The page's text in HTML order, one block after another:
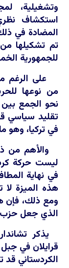
وتشغيلية،
استكشاف
المضادة في
تم تشكيلها من
للجمهورية
على الرغم
من نوعها
نحو الجمع
تقليد سياسي
في تركيا، وهو
والأهم من
ليست حركة
في نهاية
هذه الميزة
ومع ذلك، فإن
الذي جعل حزب
يذكر
الكردستاني قد